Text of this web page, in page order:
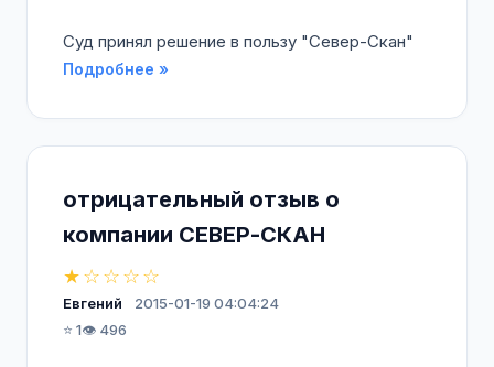
Суд принял решение в пользу "Север-Скан"
Подробнее »
отрицательный отзыв о
компании СЕВЕР-СКАН
★☆☆☆☆
Евгений
2015-01-19 04:04:24
⭐ 1👁️ 496